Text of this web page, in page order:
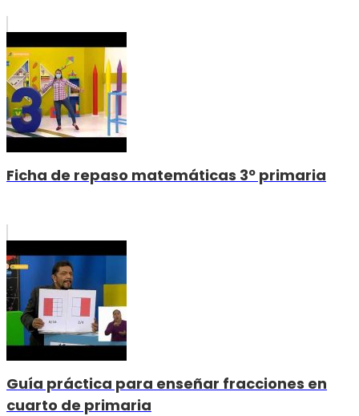
Ficha de repaso matemáticas 3º primaria
Guía práctica para enseñar fracciones en
cuarto de primaria